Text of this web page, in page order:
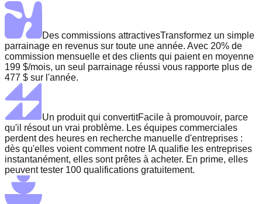
Des commissions attractivesTransformez un simple
parrainage en revenus sur toute une année. Avec 20% de
commission mensuelle et des clients qui paient en moyenne
199 $/mois, un seul parrainage réussi vous rapporte plus de
477 $ sur l'année.
Un produit qui convertitFacile à promouvoir, parce
qu'il résout un vrai problème. Les équipes commerciales
perdent des heures en recherche manuelle d'entreprises :
dès qu'elles voient comment notre IA qualifie les entreprises
instantanément, elles sont prêtes à acheter. En prime, elles
peuvent tester 100 qualifications gratuitement.